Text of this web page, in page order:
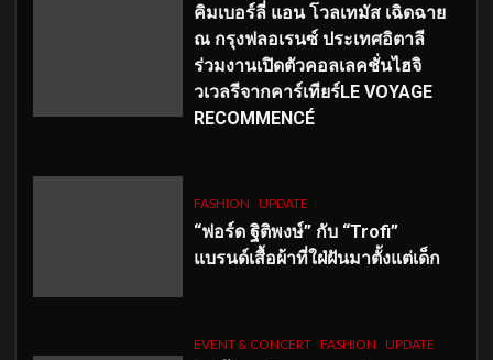
คิมเบอร์ลี่ แอน โวลเทมัส เฉิดฉาย
ณ กรุงฟลอเรนซ์ ประเทศอิตาลี
ร่วมงานเปิดตัวคอลเลคชั่นไฮจิ
วเวลรีจากคาร์เทียร์LE VOYAGE
RECOMMENCÉ
FASHION UPDATE
“ฟอร์ด ฐิติพงษ์” กับ “Trofi”
แบรนด์เสื้อผ้าที่ใฝ่ฝันมาตั้งแต่เด็ก
EVENT & CONCERT FASHION UPDATE